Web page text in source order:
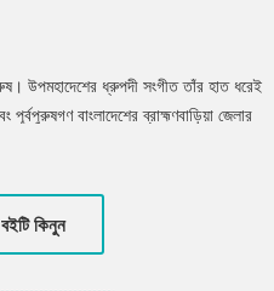
উপমহাদেশের ধ্রুপদী সংগীত তাঁর হাত ধরেই
বাংলাদেশের ব্রাহ্মণবাড়িয়া জেলার
তিনি ভারতের সকল প্রকার বাদ্যযন্ত্র বাজিয়ে
ভারত সরকার কর্তৃক সে দেশের সর্বোচ্চ
করেছিলেন। ‘ওস্তাদ’ তাঁরই ওপর লেখা একটি ছোট্ট
বইটি কিনুন